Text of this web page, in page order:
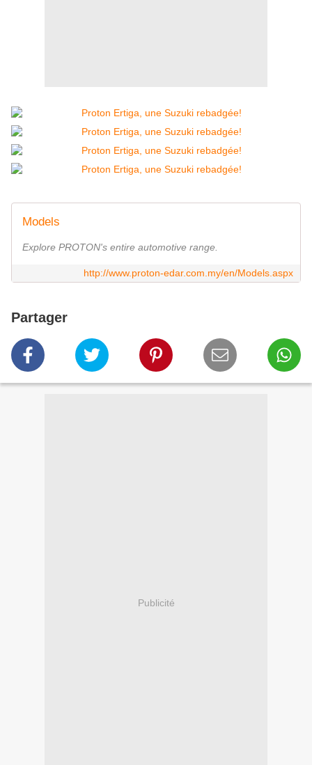
Models
Explore PROTON's entire automotive range.
http://www.proton-edar.com.my/en/Models.aspx
Partager
Publicité